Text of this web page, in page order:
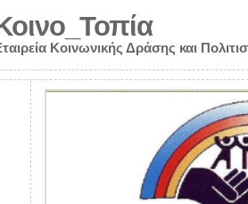
Κοινωνικής Δράσης και